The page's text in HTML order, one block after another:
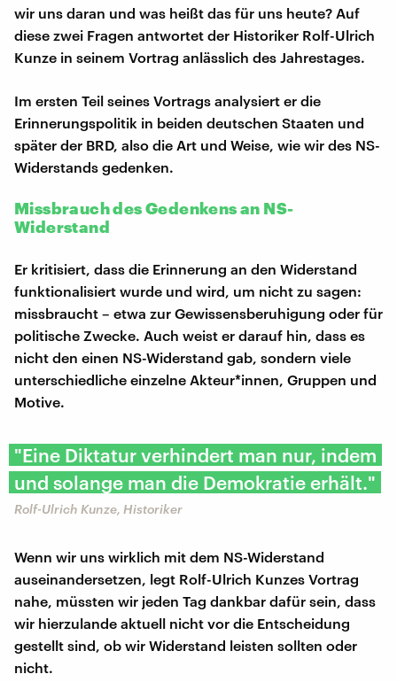
wir uns daran und was heißt das für uns heute? Auf
diese zwei Fragen antwortet der Historiker Rolf-Ulrich
Kunze in seinem Vortrag anlässlich des Jahrestages.
Im ersten Teil seines Vortrags analysiert er die
Erinnerungspolitik in beiden deutschen Staaten und
später der BRD, also die Art und Weise, wie wir des NS-
Widerstands gedenken.
Missbrauch des Gedenkens an NS-
Widerstand
Er kritisiert, dass die Erinnerung an den Widerstand
funktionalisiert wurde und wird, um nicht zu sagen:
missbraucht – etwa zur Gewissensberuhigung oder für
politische Zwecke. Auch weist er darauf hin, dass es
nicht den einen NS-Widerstand gab, sondern viele
unterschiedliche einzelne Akteur*innen, Gruppen und
Motive.
"Eine Diktatur verhindert man nur, indem
und solange man die Demokratie erhält."
Rolf-Ulrich Kunze, Historiker
Wenn wir uns wirklich mit dem NS-Widerstand
auseinandersetzen, legt Rolf-Ulrich Kunzes Vortrag
nahe, müssten wir jeden Tag dankbar dafür sein, dass
wir hierzulande aktuell nicht vor die Entscheidung
gestellt sind, ob wir Widerstand leisten sollten oder
nicht.